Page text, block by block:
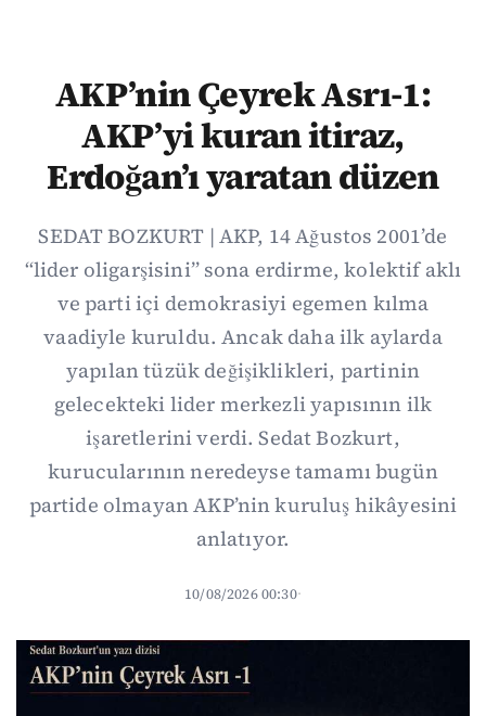
AKP’nin Çeyrek Asrı-1:
AKP’yi kuran itiraz,
Erdoğan’ı yaratan düzen
SEDAT BOZKURT | AKP, 14 Ağustos 2001’de
“lider oligarşisini” sona erdirme, kolektif aklı
ve parti içi demokrasiyi egemen kılma
vaadiyle kuruldu. Ancak daha ilk aylarda
yapılan tüzük değişiklikleri, partinin
gelecekteki lider merkezli yapısının ilk
işaretlerini verdi. Sedat Bozkurt,
kurucularının neredeyse tamamı bugün
partide olmayan AKP’nin kuruluş hikâyesini
anlatıyor.
10/08/2026 00:30·